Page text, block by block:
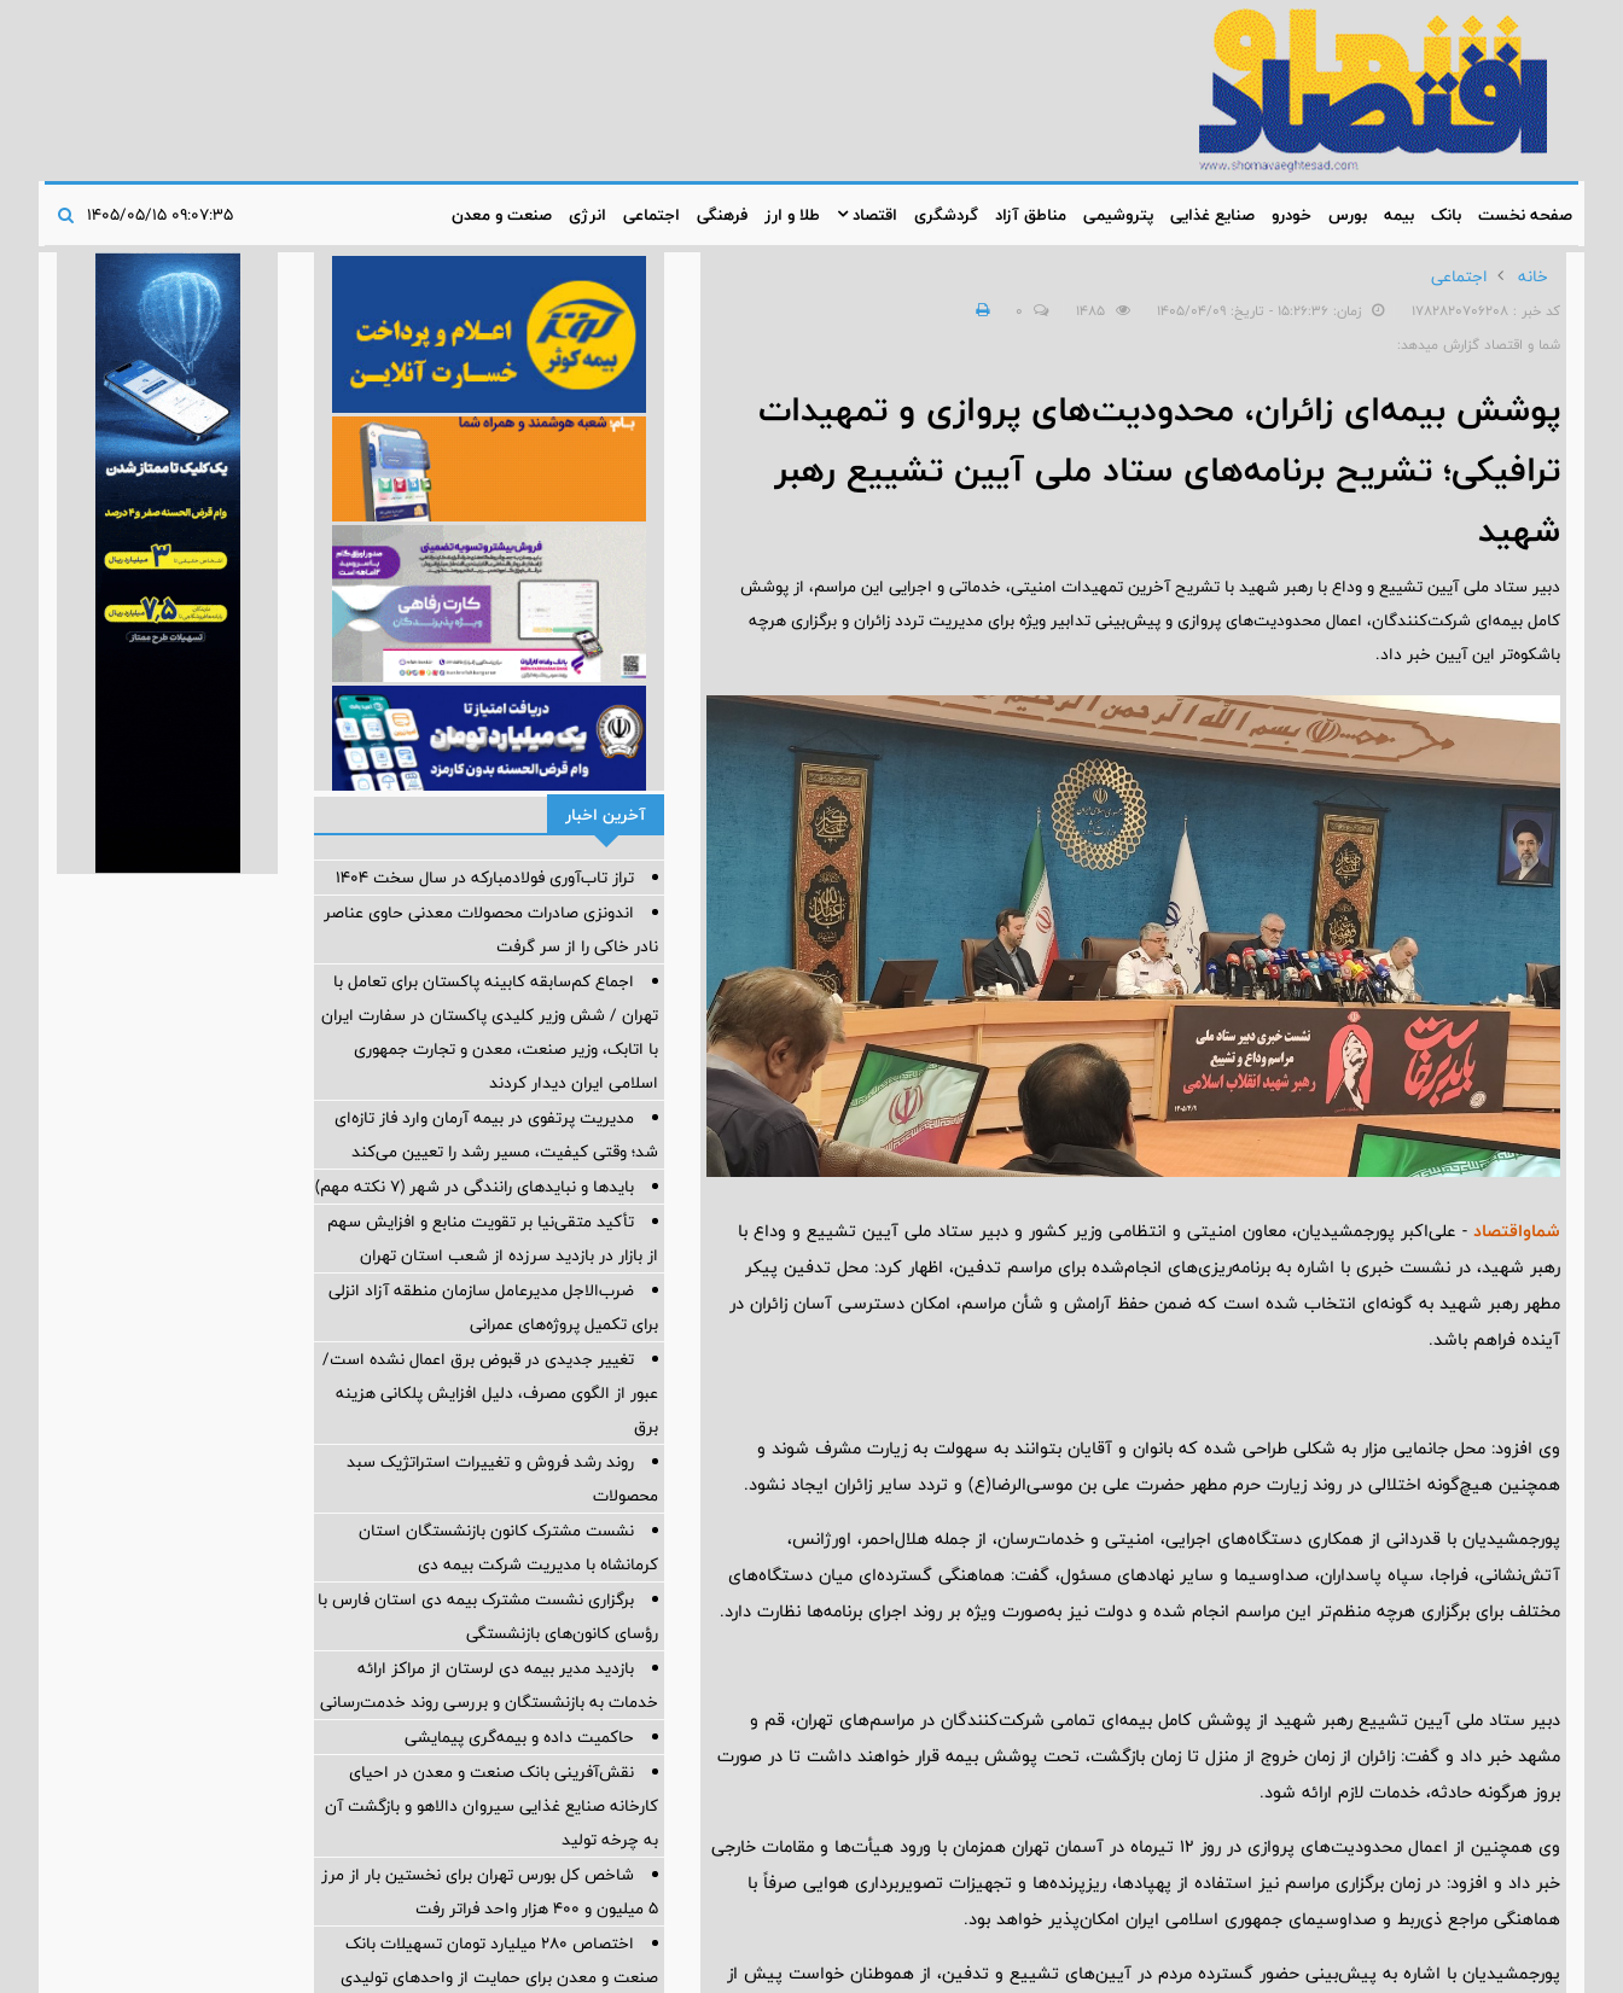
صفحه نخست بانک بیمه بورس خودرو صنایع غذایی پتروشیمی مناطق آزاد گردشگری اقتصاد طلا و ارز فرهنگی اجتماعی انرژی صنعت و معدن
خانه اجتماعی
کد خبر : 1782820706208 زمان: ۱۵:۲۶:۳۶ - تاریخ: ۱۴۰۵/۰۴/۰۹
0
شما و اقتصاد گزارش میدهد:
پوشش بیمه‌ای زائران، محدودیت‌های پروازی و تمهیدات
ترافیکی؛ تشریح برنامه‌های ستاد ملی آیین تشییع رهبر
شهید
دبیر ستاد ملی آیین تشییع و وداع با رهبر شهید با تشریح آخرین تمهیدات امنیتی، خدماتی و اجرایی این مراسم، از پوشش
کامل بیمه‌ای شرکت‌کنندگان، اعمال محدودیت‌های پروازی و پیش‌بینی تدابیر ویژه برای مدیریت تردد زائران و برگزاری هرچه
باشکوه‌تر این آیین خبر داد.
شماواقتصاد - علی‌اکبر پورجمشیدیان، معاون امنیتی و انتظامی وزیر کشور و دبیر ستاد ملی آیین تشییع و وداع با
رهبر شهید، در نشست خبری با اشاره به برنامه‌ریزی‌های انجام‌شده برای مراسم تدفین، اظهار کرد: محل تدفین پیکر
مطهر رهبر شهید به گونه‌ای انتخاب شده است که ضمن حفظ آرامش و شأن مراسم، امکان دسترسی آسان زائران در
آینده فراهم باشد.
وی افزود: محل جانمایی مزار به شکلی طراحی شده که بانوان و آقایان بتوانند به سهولت به زیارت مشرف شوند و
همچنین هیچ‌گونه اختلالی در روند زیارت حرم مطهر حضرت علی بن موسی‌الرضا(ع) و تردد سایر زائران ایجاد نشود.
پورجمشیدیان با قدردانی از همکاری دستگاه‌های اجرایی، امنیتی و خدمات‌رسان، از جمله هلال‌احمر، اورژانس،
آتش‌نشانی، فراجا، سپاه پاسداران، صداوسیما و سایر نهادهای مسئول، گفت: هماهنگی گسترده‌ای میان دستگاه‌های
مختلف برای برگزاری هرچه منظم‌تر این مراسم انجام شده و دولت نیز به‌صورت ویژه بر روند اجرای برنامه‌ها نظارت دارد.
دبیر ستاد ملی آیین تشییع رهبر شهید از پوشش کامل بیمه‌ای تمامی شرکت‌کنندگان در مراسم‌های تهران، قم و
مشهد خبر داد و گفت: زائران از زمان خروج از منزل تا زمان بازگشت، تحت پوشش بیمه قرار خواهند داشت تا در صورت
بروز هرگونه حادثه، خدمات لازم ارائه شود.
وی همچنین از اعمال محدودیت‌های پروازی در روز 12 تیرماه در آسمان تهران همزمان با ورود هیأت‌ها و مقامات خارجی
خبر داد و افزود: در زمان برگزاری مراسم نیز استفاده از پهپادها، ریزپرنده‌ها و تجهیزات تصویربرداری هوایی صرفاً با
هماهنگی مراجع ذی‌ربط و صداوسیمای جمهوری اسلامی ایران امکان‌پذیر خواهد بود.
پورجمشیدیان با اشاره به پیش‌بینی حضور گسترده مردم در آیین‌های تشییع و تدفین، از هموطنان خواست پیش از
آخرین اخبار
تراز تاب‌آوری فولادمبارکه در سال سخت ۱۴۰۴
اندونزی صادرات محصولات معدنی حاوی عناصر
نادر خاکی را از سر گرفت
اجماع کم‌سابقه کابینه پاکستان برای تعامل با
تهران / شش وزیر کلیدی پاکستان در سفارت ایران
با اتابک، وزیر صنعت، معدن و تجارت جمهوری
اسلامی ایران دیدار کردند
مدیریت پرتفوی در بیمه آرمان وارد فاز تازه‌ای
شد؛ وقتی کیفیت، مسیر رشد را تعیین می‌کند
بایدها و نبایدهای رانندگی در شهر (۷ نکته مهم)
تأکید متقی‌نیا بر تقویت منابع و افزایش سهم
از بازار در بازدید سرزده از شعب استان تهران
ضرب‌الاجل مدیرعامل سازمان منطقه آزاد انزلی
برای تكمیل پروژه‌های عمرانی
تغییر جدیدی در قبوض برق اعمال نشده است/
عبور از الگوی مصرف، دلیل افزایش پلکانی هزینه
برق
روند رشد فروش و تغییرات استراتژیک سبد
محصولات
نشست مشترک کانون بازنشستگان استان
کرمانشاه با مدیریت شرکت بیمه دی
برگزاری نشست مشترک بیمه دی استان فارس با
رؤسای کانون‌های بازنشستگی
بازدید مدیر بیمه دی لرستان از مراکز ارائه
خدمات به بازنشستگان و بررسی روند خدمت‌رسانی
حاکمیت داده و بیمه‌گری پیمایشی
نقش‌آفرینی بانک صنعت و معدن در احیای
کارخانه صنایع غذایی سیروان دالاهو و بازگشت آن
به چرخه تولید
شاخص کل بورس تهران برای نخستین بار از مرز
۵ میلیون و ۴۰۰ هزار واحد فراتر رفت
اختصاص ۲۸۰ میلیارد تومان تسهیلات بانک
صنعت و معدن برای حمایت از واحدهای تولیدی